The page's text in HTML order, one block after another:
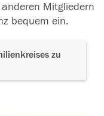
Mitgliedern
bequem ein.
zu